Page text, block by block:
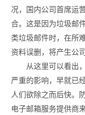
况，国内公司首席运
合。这是因为垃圾邮
类垃圾邮件时，在所
资料误删，将产生公
从这里可以看出，
严重的影响，早就已
人们欲除之而后快。
电子邮箱服务提供商